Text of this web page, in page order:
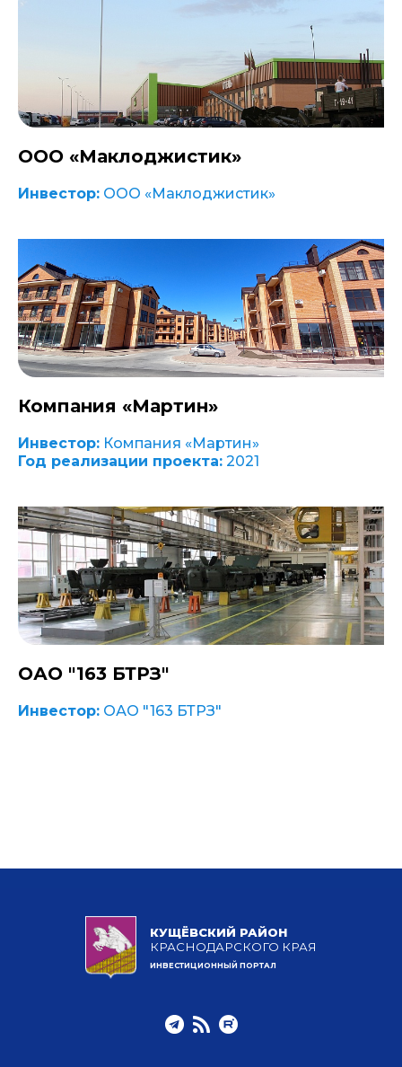
ООО «Маклоджистик»
Инвестор: ООО «Маклоджистик»
Компания «Мартин»
Инвестор: Компания «Мартин»
Год реализации проекта: 2021
ОАО "163 БТРЗ"
Инвестор: ОАО "163 БТРЗ"
КУЩЁВСКИЙ РАЙОН
КРАСНОДАРСКОГО КРАЯ
ИНВЕСТИЦИОННЫЙ ПОРТАЛ